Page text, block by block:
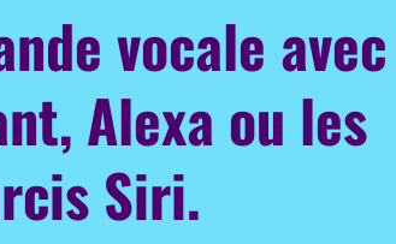
vocale
Alexa ou les
Siri.